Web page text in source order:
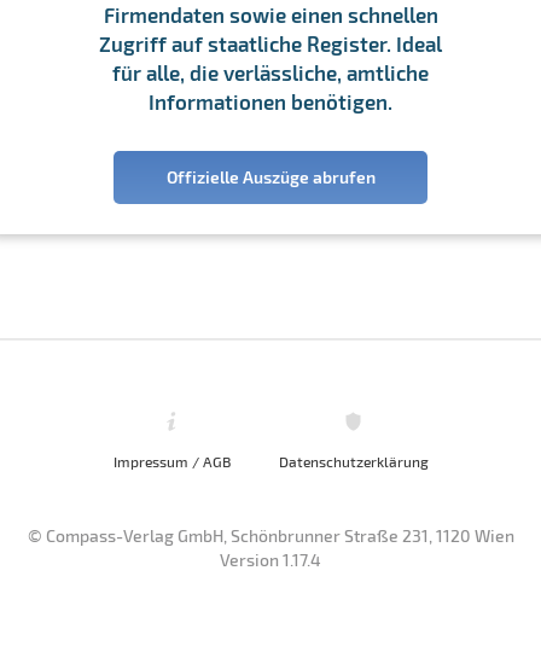
Firmendaten sowie einen schnellen
Zugriff auf staatliche Register. Ideal
für alle, die verlässliche, amtliche
Informationen benötigen.
Offizielle Auszüge abrufen
Impressum / AGB Datenschutzerklärung
© Compass-Verlag GmbH, Schönbrunner Straße 231, 1120 Wien
Version 1.17.4